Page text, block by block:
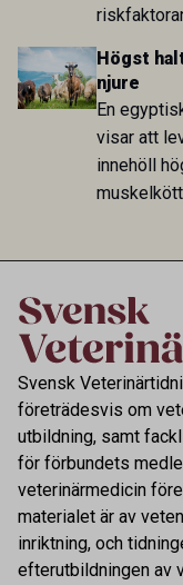
hög i
annat
har
fungerar
Högst
njure
En
visar att
innehöll
Svensk
företrädesvis om
utbildning, samt
för förbundets
veterinärmedicin
materialet är av
inriktning, och
efterutbildningen av